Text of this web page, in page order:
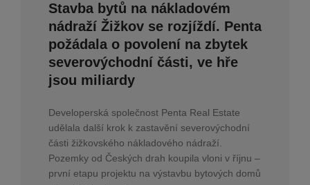
Stavba bytů na nákladovém
nádraží Žižkov se rozjíždí. Penta
požádala o povolení na zbytek
severovýchodní části, ve hře
jsou miliardy
Developerská společnost Penta Real Estate
udělala další krok k zastavění severovýchodní
části žižkovského nákladového nádraží.
Pozemky od Českých drah koupila vloni v říjnu –
první etapu projektu na výstavbu bytových domů